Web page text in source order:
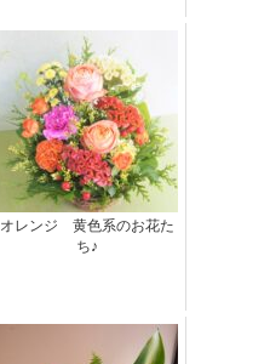
オレンジ 黄色系のお花た
ち♪